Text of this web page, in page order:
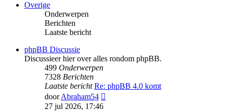
Overige
Onderwerpen
Berichten
Laatste bericht
phpBB Discussie
Discussieer hier over alles rondom phpBB.
499 Onderwerpen
7328 Berichten
Laatste bericht Re: phpBB 4.0 komt
doorAbraham54
27 jul 2026, 17:46